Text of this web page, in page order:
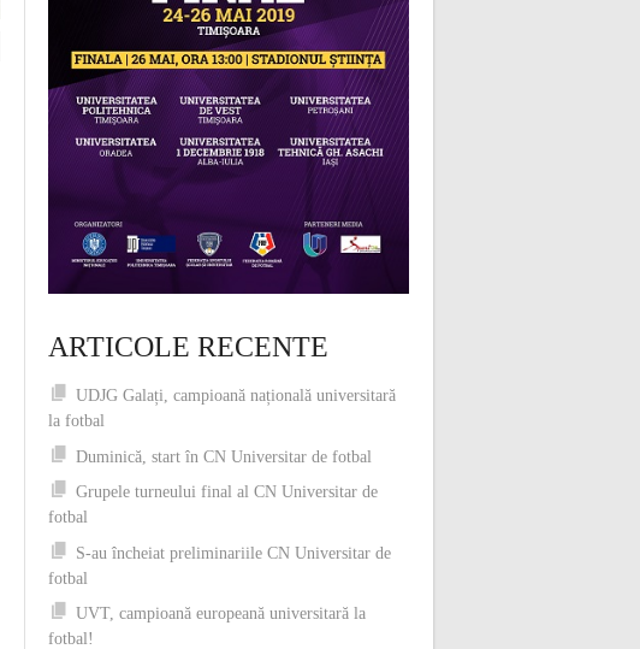
ARTICOLE RECENTE
UDJG Galați, campioană națională universitară
la fotbal
Duminică, start în CN Universitar de fotbal
Grupele turneului final al CN Universitar de
fotbal
S-au încheiat preliminariile CN Universitar de
fotbal
UVT, campioană europeană universitară la
fotbal!